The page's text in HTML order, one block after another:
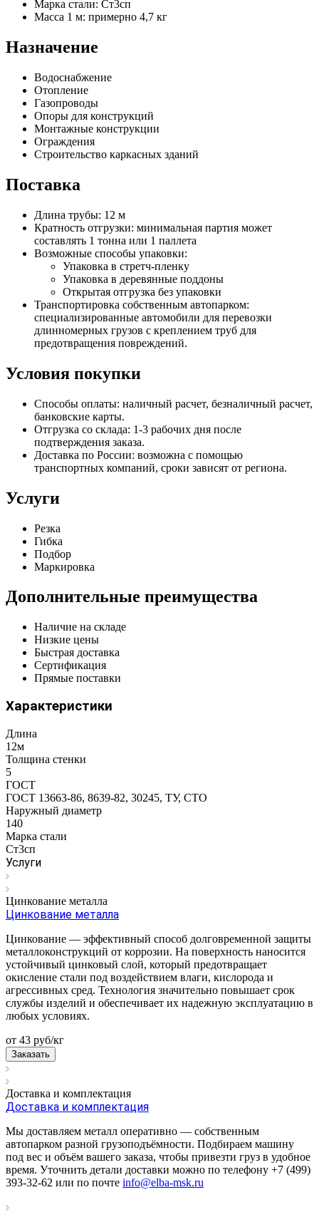
Марка стали: Ст3сп
Масса 1 м: примерно 4,7 кг
Назначение
Водоснабжение
Отопление
Газопроводы
Опоры для конструкций
Монтажные конструкции
Ограждения
Строительство каркасных зданий
Поставка
Длина трубы: 12 м
Кратность отгрузки: минимальная партия может
составлять 1 тонна или 1 паллета
Возможные способы упаковки:
Упаковка в стретч-пленку
Упаковка в деревянные поддоны
Открытая отгрузка без упаковки
Транспортировка собственным автопарком:
специализированные автомобили для перевозки
длинномерных грузов с креплением труб для
предотвращения повреждений.
Условия покупки
Способы оплаты: наличный расчет, безналичный расчет,
банковские карты.
Отгрузка со склада: 1-3 рабочих дня после
подтверждения заказа.
Доставка по России: возможна с помощью
транспортных компаний, сроки зависят от региона.
Услуги
Резка
Гибка
Подбор
Маркировка
Дополнительные преимущества
Наличие на складе
Низкие цены
Быстрая доставка
Сертификация
Прямые поставки
Характеристики
Длина
12м
Толщина стенки
5
ГОСТ
ГОСТ 13663-86, 8639-82, 30245, ТУ, СТО
Наружный диаметр
140
Марка стали
Ст3сп
Услуги
Цинкование металла
Цинкование металла
Цинкование — эффективный способ долговременной защиты
металлоконструкций от коррозии. На поверхность наносится
устойчивый цинковый слой, который предотвращает
окисление стали под воздействием влаги, кислорода и
агрессивных сред. Технология значительно повышает срок
службы изделий и обеспечивает их надежную эксплуатацию в
любых условиях.
от 43 руб/кг
Заказать
Доставка и комплектация
Доставка и комплектация
Мы доставляем металл оперативно — собственным
автопарком разной грузоподъёмности. Подбираем машину
под вес и объём вашего заказа, чтобы привезти груз в удобное
время. Уточнить детали доставки можно по телефону +7 (499)
393-32-62 или по почте info@elba-msk.ru